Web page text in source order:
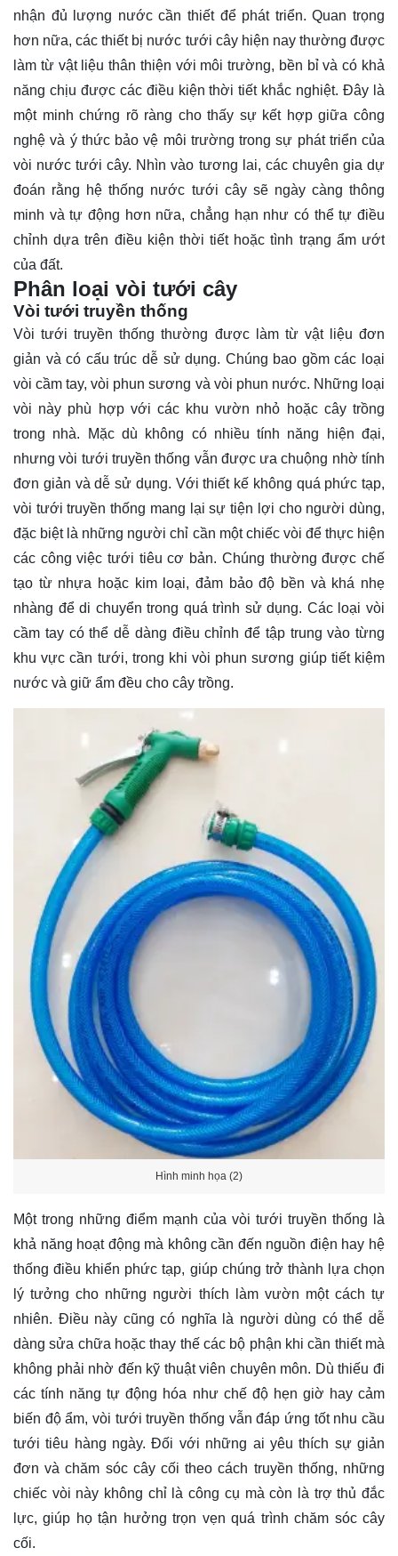
nhận đủ lượng nước cần thiết để phát triển. Quan trọng
hơn nữa, các thiết bị nước tưới cây hiện nay thường được
làm từ vật liệu thân thiện với môi trường, bền bỉ và có khả
năng chịu được các điều kiện thời tiết khắc nghiệt. Đây là
một minh chứng rõ ràng cho thấy sự kết hợp giữa công
nghệ và ý thức bảo vệ môi trường trong sự phát triển của
vòi nước tưới cây. Nhìn vào tương lai, các chuyên gia dự
đoán rằng hệ thống nước tưới cây sẽ ngày càng thông
minh và tự động hơn nữa, chẳng hạn như có thể tự điều
chỉnh dựa trên điều kiện thời tiết hoặc tình trạng ẩm ướt
của đất.
Phân loại vòi tưới cây
Vòi tưới truyền thống
Vòi tưới truyền thống thường được làm từ vật liệu đơn
giản và có cấu trúc dễ sử dụng. Chúng bao gồm các loại
vòi cầm tay, vòi phun sương và vòi phun nước. Những loại
vòi này phù hợp với các khu vườn nhỏ hoặc cây trồng
trong nhà. Mặc dù không có nhiều tính năng hiện đại,
nhưng vòi tưới truyền thống vẫn được ưa chuộng nhờ tính
đơn giản và dễ sử dụng. Với thiết kế không quá phức tạp,
vòi tưới truyền thống mang lại sự tiện lợi cho người dùng,
đặc biệt là những người chỉ cần một chiếc vòi để thực hiện
các công việc tưới tiêu cơ bản. Chúng thường được chế
tạo từ nhựa hoặc kim loại, đảm bảo độ bền và khá nhẹ
nhàng để di chuyển trong quá trình sử dụng. Các loại vòi
cầm tay có thể dễ dàng điều chỉnh để tập trung vào từng
khu vực cần tưới, trong khi vòi phun sương giúp tiết kiệm
nước và giữ ẩm đều cho cây trồng.
Hình minh họa (2)
Một trong những điểm mạnh của vòi tưới truyền thống là
khả năng hoạt động mà không cần đến nguồn điện hay hệ
thống điều khiển phức tạp, giúp chúng trở thành lựa chọn
lý tưởng cho những người thích làm vườn một cách tự
nhiên. Điều này cũng có nghĩa là người dùng có thể dễ
dàng sửa chữa hoặc thay thế các bộ phận khi cần thiết mà
không phải nhờ đến kỹ thuật viên chuyên môn. Dù thiếu đi
các tính năng tự động hóa như chế độ hẹn giờ hay cảm
biến độ ẩm, vòi tưới truyền thống vẫn đáp ứng tốt nhu cầu
tưới tiêu hàng ngày. Đối với những ai yêu thích sự giản
đơn và chăm sóc cây cối theo cách truyền thống, những
chiếc vòi này không chỉ là công cụ mà còn là trợ thủ đắc
lực, giúp họ tận hưởng trọn vẹn quá trình chăm sóc cây
cối.